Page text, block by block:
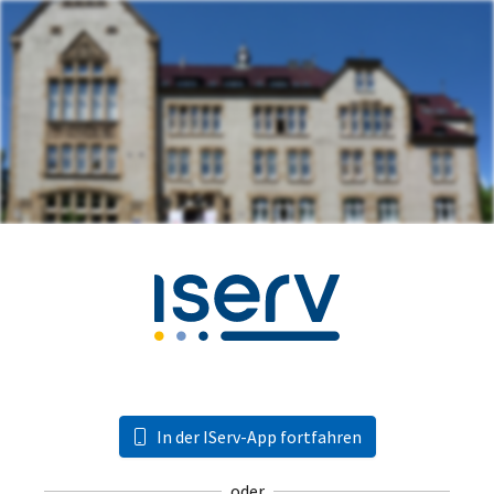
In der IServ-App fortfahren